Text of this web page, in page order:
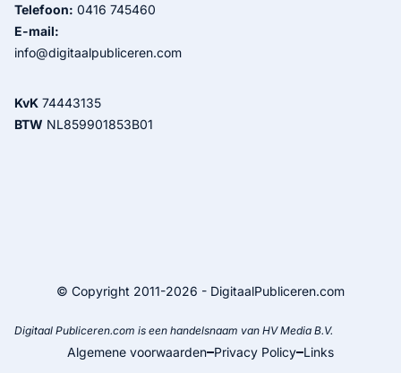
Telefoon: 0416 745460
E-mail:
info@digitaalpubliceren.com
KvK 74443135
BTW NL859901853B01
© Copyright 2011-2026 - DigitaalPubliceren.com
Digitaal Publiceren.com is een handelsnaam van HV Media B.V.
Algemene voorwaarden Privacy Policy Links